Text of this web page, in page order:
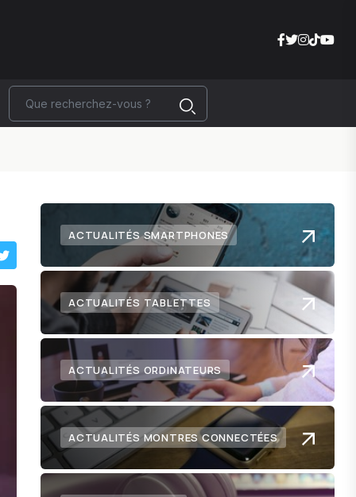
ACTUALITÉS SMARTPHONES
ACTUALITÉS TABLETTES
ACTUALITÉS ORDINATEURS
ACTUALITÉS MONTRES CONNECTÉES